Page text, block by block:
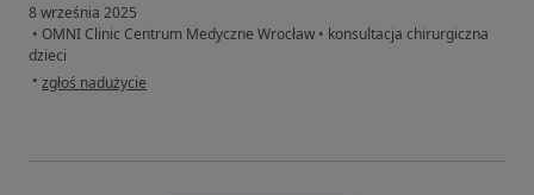
8 września 2025
• OMNI Clinic Centrum Medyczne Wrocław • konsultacja chirurgiczna
dzieci
• w opinii użytkownika Ewa
zgłoś nadużycie